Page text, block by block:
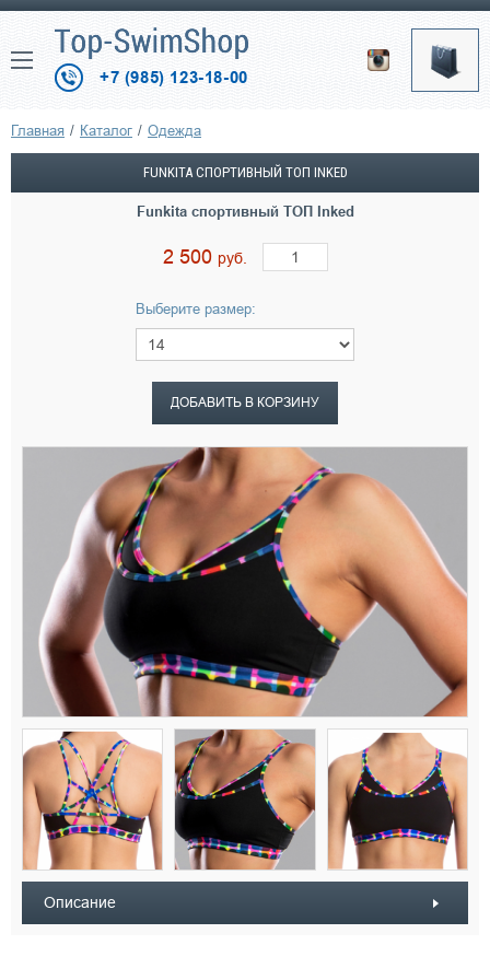
+7 (985) 123-18-00
Главная Каталог Одежда
FUNKITA СПОРТИВНЫЙ ТОП INKED
Funkita спортивный ТОП Inked
2 500 руб.
Выберите размер:
ДОБАВИТЬ В КОРЗИНУ
Описание